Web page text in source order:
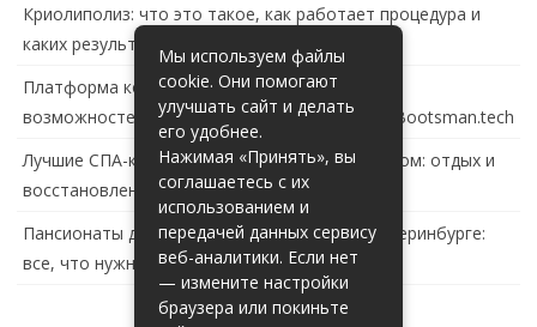
Криолиполиз: что это такое, как работает процедура и
каких результатов ждать
Платформа контейнеризации в России: обзор
возможностей и перспектив развития сайта Bootsman.tech
Лучшие СПА-комплексы в Тольятти с бассейном: отдых и
восстановление за городом
Пансионаты для пожилых с деменцией в Екатеринбурге:
все, что нужно знать
Мы используем файлы
cookie. Они помогают
улучшать сайт и делать
его удобнее.
Нажимая «Принять», вы
соглашаетесь с их
использованием и
передачей данных сервису
веб-аналитики. Если нет
— измените настройки
браузера или покиньте